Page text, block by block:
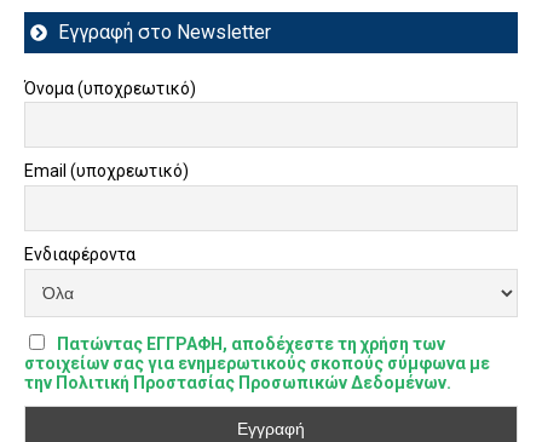
Εγγραφή στο Newsletter
Όνομα (υποχρεωτικό)
Email (υποχρεωτικό)
Ενδιαφέροντα
Πατώντας ΕΓΓΡΑΦΗ, αποδέχεστε τη χρήση των
στοιχείων σας για ενημερωτικούς σκοπούς σύμφωνα με
την Πολιτική Προστασίας Προσωπικών Δεδομένων.